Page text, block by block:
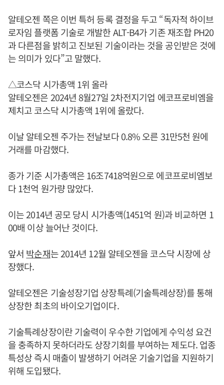
알테오젠 쪽은 이번 특허 등록 결정을 두고 “독자적 하이브
로자임 플랫폼 기술로 개발한 ALT-B4가 기존 재조합 PH20
과 다른점을 밝히고 진보된 기술이라는 것을 공인받은 것에
는 의미가 있다”고 말했다.
△코스닥 시가총액 1위 올라
알테오젠은 2024년 8월27일 2차전지기업 에코프로비엠을
제치고 코스닥 시가총액 1위에 올랐다.
이날 알테오젠 주가는 전날보다 0.8% 오른 31만5천 원에
거래를 마감했다.
종가 기준 시가총액은 16조7418억원으로 에코프로비엠보
다 1천억 원가량 많았다.
이는 2014년 공모 당시 시가총액(1451억 원)과 비교하면 1
00배 이상 늘어난 것이다.
앞서 박순재는 2014년 12월 알테오젠을 코스닥 시장에 상
장했다.
알테오젠은 기술성장기업 상장특례(기술특례상장)를 통해
상장한 최초의 바이오기업이다.
기술특례상장이란 기술력이 우수한 기업에게 수익성 요건
을 충족하지 못하더라도 상장기회를 부여하는 제도다. 업종
특성상 즉시 매출이 발생하기 어려운 기술기업을 지원하기
위해 도입됐다.